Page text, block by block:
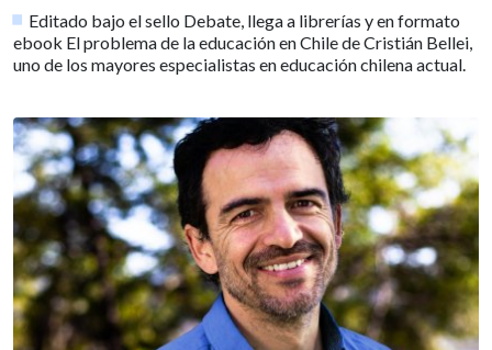
Editado bajo el sello Debate, llega a librerías y en formato
ebook El problema de la educación en Chile de Cristián Bellei,
uno de los mayores especialistas en educación chilena actual.